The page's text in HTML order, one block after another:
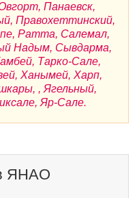
Панаевск,
Правохеттинский,
Ратта, Салемал,
Надым, Сывдарма,
Тарко-Сале,
Ханымей, Харп,
, Ягельный,
Яр-Сале.
ЯНАО